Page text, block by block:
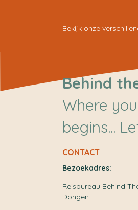
Bekijk onze
Behind
Where
begins...
CONTACT
Bezoekadres:
Reisbureau Behind
Dongen